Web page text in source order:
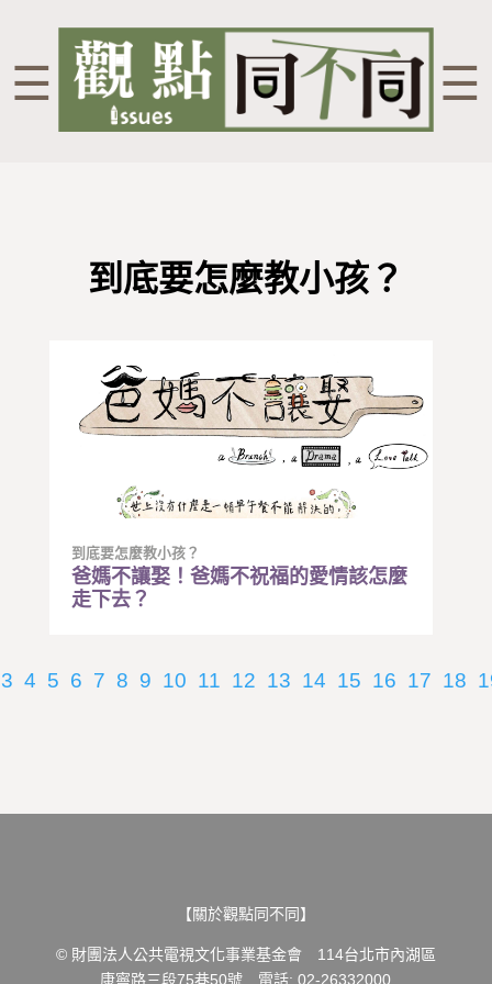
☰ ☰
到底要怎麼教小孩？
到底要怎麼教小孩？
爸媽不讓娶！爸媽不祝福的愛情該怎麼
走下去？
3 4 5 6 7 8 9 10 11 12 13 14 15 16 17 18
【關於觀點同不同】
© 財團法人公共電視文化事業基金會 114台北市內湖區
康寧路三段75巷50號 電話: 02-26332000